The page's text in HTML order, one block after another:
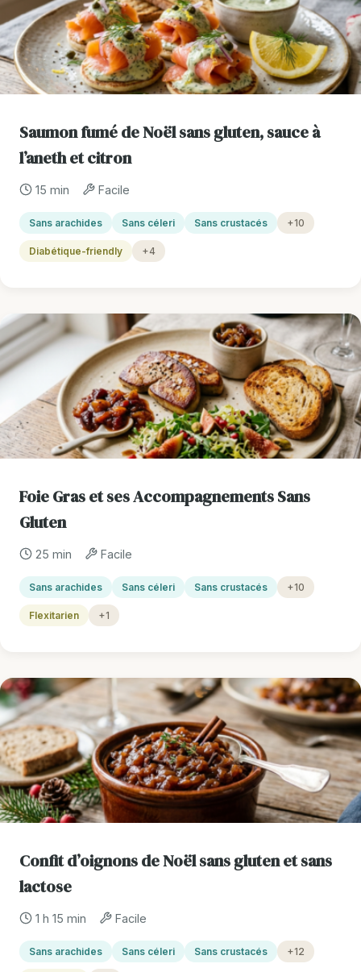
Saumon fumé de Noël sans gluten, sauce à
l’aneth et citron
15 min Facile
Sans arachides Sans céleri Sans crustacés +10
Diabétique-friendly +4
Foie Gras et ses Accompagnements Sans
Gluten
25 min Facile
Sans arachides Sans céleri Sans crustacés +10
Flexitarien +1
Confit d’oignons de Noël sans gluten et sans
lactose
1 h 15 min Facile
Sans arachides Sans céleri Sans crustacés +12